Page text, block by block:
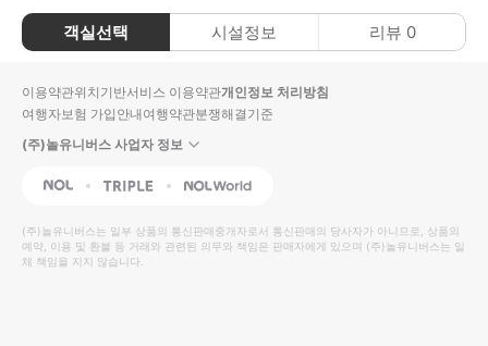
객실선택 시설정보 리뷰 0
이용약관위치기반서비스 이용약관개인정보 처리방침
여행자보험 가입안내여행약관분쟁해결기준
(주)놀유니버스 사업자 정보
NOL Triple Interpark Global
(주)놀유니버스는 일부 상품의 통신판매중개자로서 통신판매의 당사자가 아니므로, 상품의
예약, 이용 및 환불 등 거래와 관련된 의무와 책임은 판매자에게 있으며 (주)놀유니버스는 일
체 책임을 지지 않습니다.